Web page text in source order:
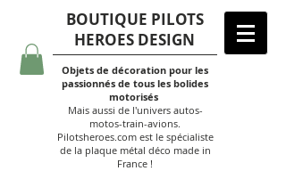
BOUTIQUE PILOTS
HEROES DESIGN
Objets de décoration pour les
passionnés de tous les bolides
motorisés
Mais aussi de l'univers autos-
motos-train-avions.
Pilotsheroes.com est le spécialiste
de la plaque métal déco made in
France !